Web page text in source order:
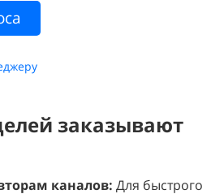
заказывают
каналов: Для быстрого